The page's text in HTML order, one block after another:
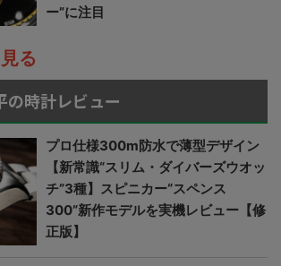
ー”に注目
る
の時計レビュー
プロ仕様300m防水で薄型デザイン
【新常識“スリム・ダイバーズウオッ
チ”3種】スピニカー“スペンス
300”新作モデルを実機レビュー【修
正版】